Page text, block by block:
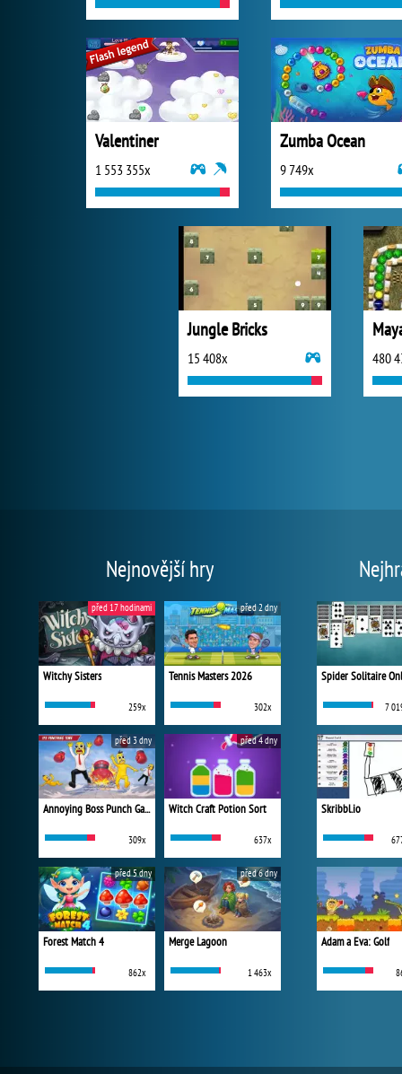
Valentiner
1 553 355x
Zumba Ocean
9 749x
Jungle Bricks
15 408x 480
Nejnovější hry
Witchy Sisters
259x
před 17 hodinami
Tennis Masters 2026
302x
před 2 dny
Annoying Boss Punch Game
309x
před 3 dny
Witch Craft Potion Sort
637x
před 4 dny
Forest Match 4
862x
před 5 dny
Merge Lagoon
1 463x
před 6 dny
Spider Solitaire
7
Skribbl.io
Adam a Eva: Golf